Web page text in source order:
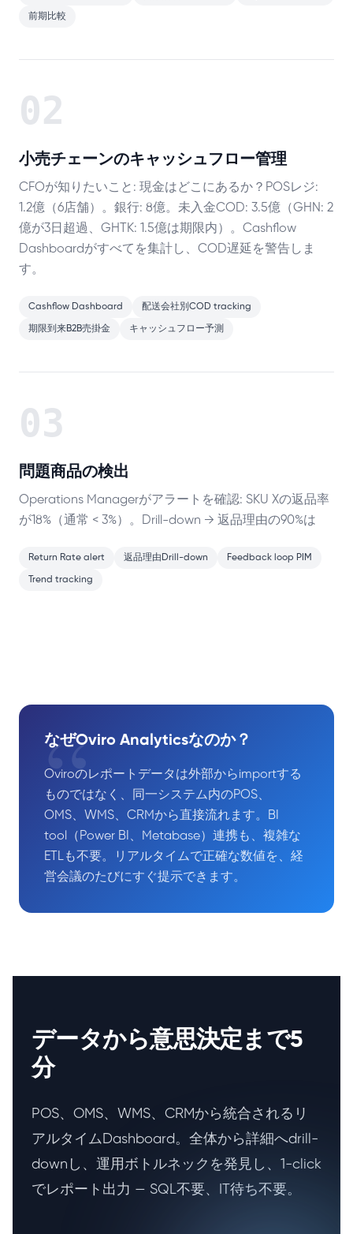
前期比較
02
小売チェーンのキャッシュフロー管理
CFOが知りたいこと: 現金はどこにあるか？POSレジ:
1.2億（6店舗）。銀行: 8億。未入金COD: 3.5億（GHN: 2
億が3日超過、GHTK: 1.5億は期限内）。Cashflow
Dashboardがすべてを集計し、COD遅延を警告しま
す。
Cashflow Dashboard 配送会社別COD tracking
期限到来B2B売掛金 キャッシュフロー予測
03
問題商品の検出
Operations Managerがアラートを確認: SKU Xの返品率
が18%（通常 < 3%）。Drill-down → 返品理由の90%は
Return Rate alert 返品理由Drill-down Feedback loop PIM
Trend tracking
“
なぜOviro Analyticsなのか？
Oviroのレポートデータは外部からimportする
ものではなく、同一システム内のPOS、
OMS、WMS、CRMから直接流れます。BI
tool（Power BI、Metabase）連携も、複雑な
ETLも不要。リアルタイムで正確な数値を、経
営会議のたびにすぐ提示できます。
データから意思決定まで5
分
POS、OMS、WMS、CRMから統合されるリ
アルタイムDashboard。全体から詳細へdrill-
downし、運用ボトルネックを発見し、1-click
でレポート出力 — SQL不要、IT待ち不要。